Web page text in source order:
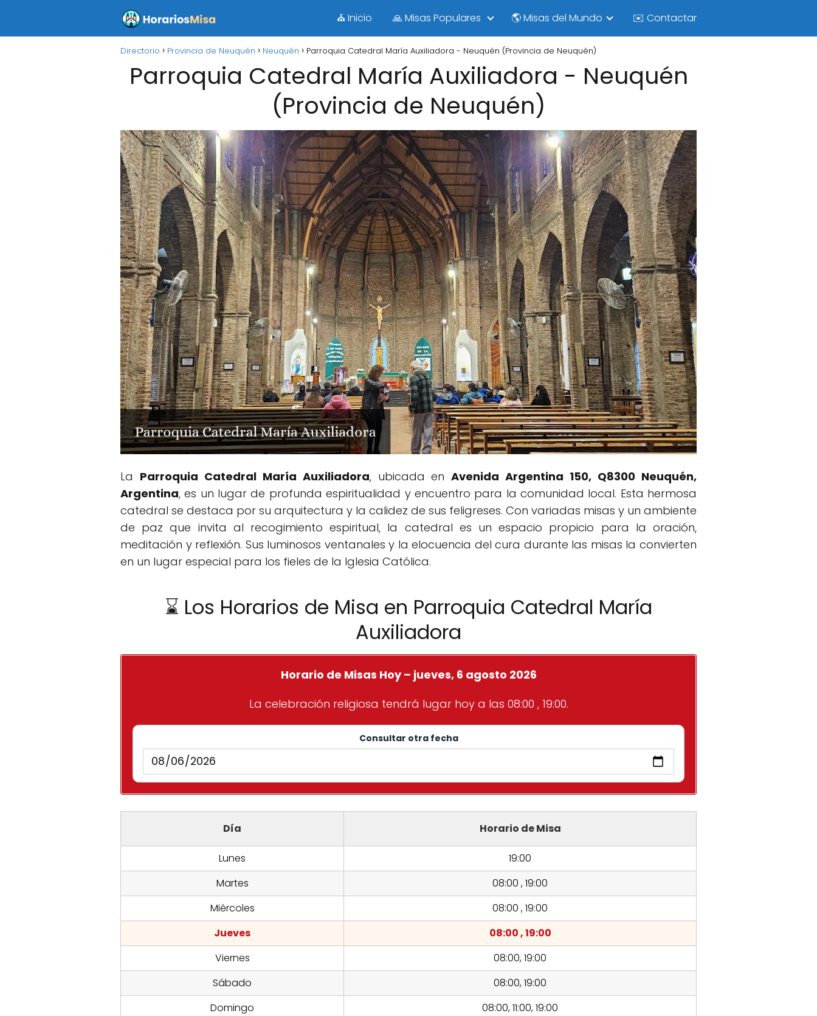
⛪ Inicio 🙏 Misas Populares 🌎 Misas del Mundo ✉️ Contactar
Directorio Provincia de Neuquén Neuquén Parroquia Catedral María Auxiliadora - Neuquén (Provincia de Neuquén)
Parroquia Catedral María Auxiliadora - Neuquén
(Provincia de Neuquén)
La Parroquia Catedral María Auxiliadora, ubicada enAvenida Argentina 150, Q8300 Neuquén,
Argentina, es un lugar de profunda espiritualidad y encuentro para la comunidad local. Esta hermosa
catedral se destaca por su arquitectura y la calidez de sus feligreses. Con variadas misas y un ambiente
de paz que invita al recogimiento espiritual, la catedral es un espacio propicio para la oración,
meditación y reflexión. Sus luminosos ventanales y la elocuencia del cura durante las misas la convierten
en un lugar especial para los fieles de la Iglesia Católica.
⌛ Los Horarios de Misa en Parroquia Catedral María
Auxiliadora
Horario de Misas Hoy – jueves, 6 agosto 2026
La celebración religiosa tendrá lugar hoy a las 08:00 , 19:00.
Consultar otra fecha
Día Horario de Misa
Lunes
19:00
Martes
08:00 , 19:00
Miércoles
08:00 , 19:00
Jueves
08:00 , 19:00
Viernes
08:00, 19:00
Sábado
08:00, 19:00
Domingo
08:00, 11:00, 19:00